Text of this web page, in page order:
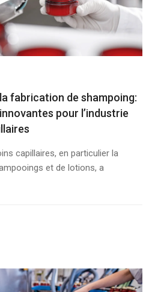
fabrication de shampoing:
pour l’industrie
capillaires, en particulier la
et de lotions, a